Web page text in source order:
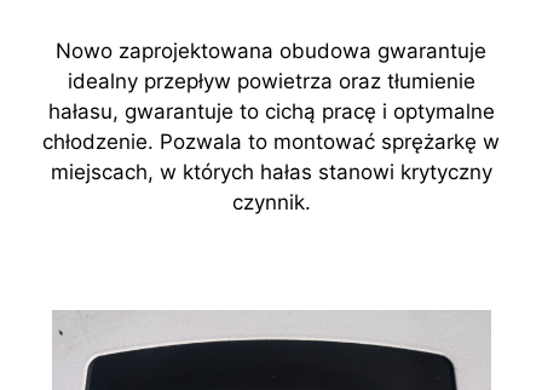
Nowo zaprojektowana obudowa gwarantuje
idealny przepływ powietrza oraz tłumienie
hałasu, gwarantuje to cichą pracę i optymalne
chłodzenie. Pozwala to montować sprężarkę w
miejscach, w których hałas stanowi krytyczny
czynnik.